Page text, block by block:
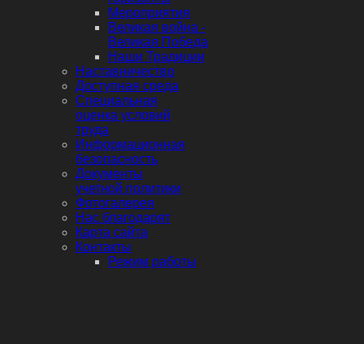
Мероприятия
Великая война -
Великая Победа
Наши Традиции
Наставничество
Доступная среда
Специальная
оценка условий
труда
Информационная
безопасность
Документы
учетной политики
Фотогалерея
Нас благодарят
Карта сайта
Контакты
Режим работы